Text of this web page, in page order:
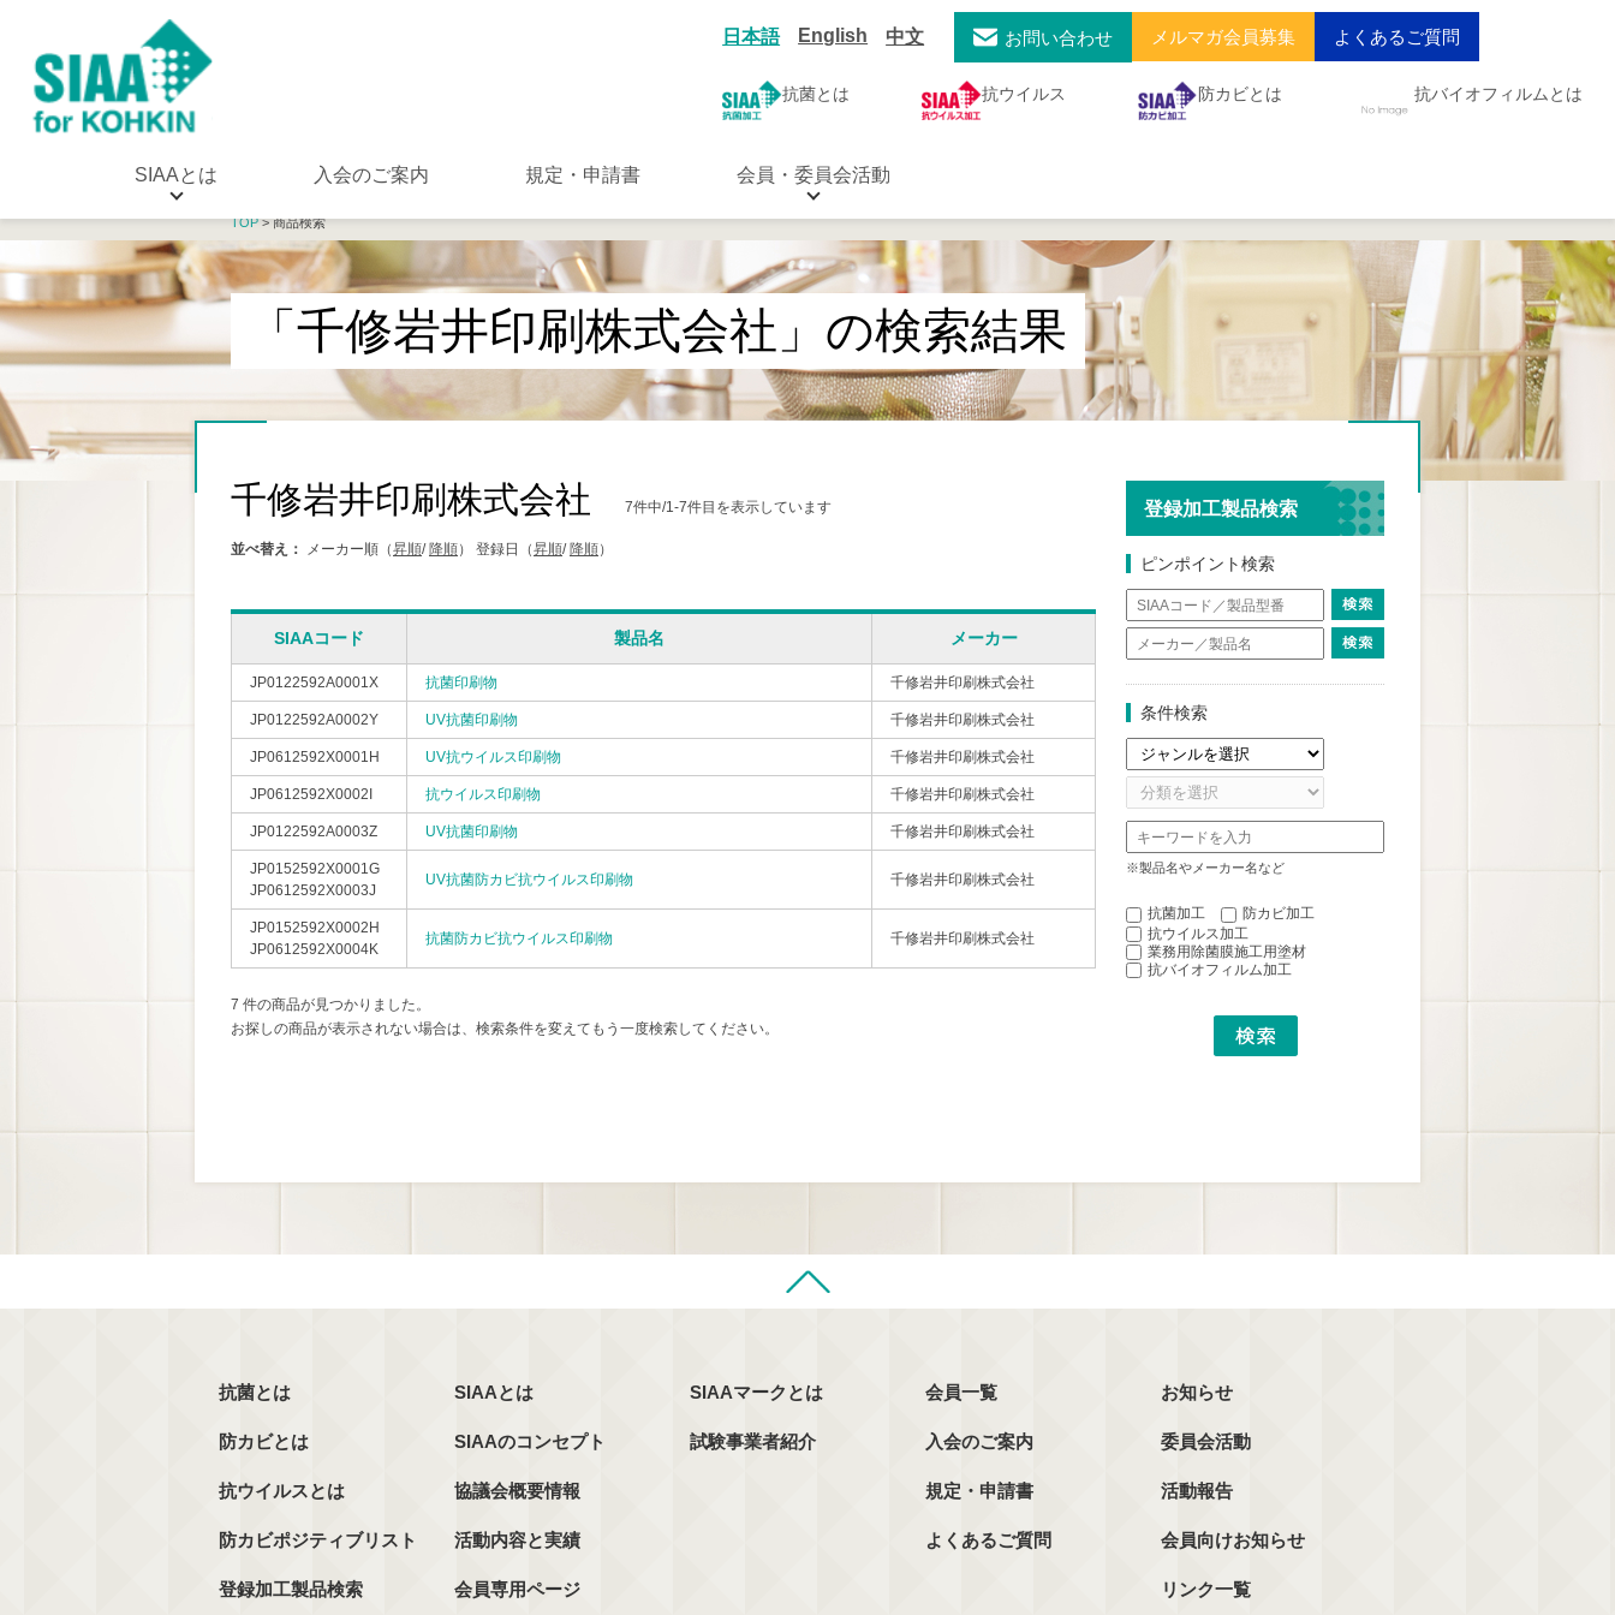
日本語 English 中文 お問い合わせ メルマガ会員募集 よくあるご質問
抗菌とは 抗ウイルス 防カビとは 抗バイオフィルムとは
SIAAとは 入会のご案内 規定・申請書 会員・委員会活動
TOP> 商品検索
「千修岩井印刷株式会社」の検索結果
千修岩井印刷株式会社 7件中/1-7件目を表示しています
並べ替え： メーカー順（昇順/ 降順） 登録日（昇順/ 降順）
SIAAコード 製品名 メーカー
JP0122592A0001X 抗菌印刷物 千修岩井印刷株式会社
JP0122592A0002Y UV抗菌印刷物 千修岩井印刷株式会社
JP0612592X0001H UV抗ウイルス印刷物 千修岩井印刷株式会社
JP0612592X0002I 抗ウイルス印刷物 千修岩井印刷株式会社
JP0122592A0003Z UV抗菌印刷物 千修岩井印刷株式会社
JP0152592X0001G
JP0612592X0003J
UV抗菌防カビ抗ウイルス印刷物 千修岩井印刷株式会社
JP0152592X0002H
JP0612592X0004K
抗菌防カビ抗ウイルス印刷物 千修岩井印刷株式会社
7 件の商品が見つかりました。
お探しの商品が表示されない場合は、検索条件を変えてもう一度検索してください。
登録加工製品検索
ピンポイント検索
条件検索
※製品名やメーカー名など
抗菌加工
防カビ加工
抗ウイルス加工
業務用除菌膜施工用塗材
抗バイオフィルム加工
抗菌とは
防カビとは
抗ウイルスとは
防カビポジティブリスト
登録加工製品検索
SIAAとは
SIAAのコンセプト
協議会概要情報
活動内容と実績
会員専用ページ
SIAAマークとは
試験事業者紹介
会員一覧
入会のご案内
規定・申請書
よくあるご質問
お知らせ
委員会活動
活動報告
会員向けお知らせ
リンク一覧